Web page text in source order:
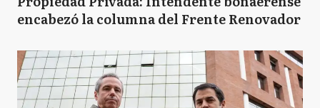
encabezó la columna del Frente Renovador